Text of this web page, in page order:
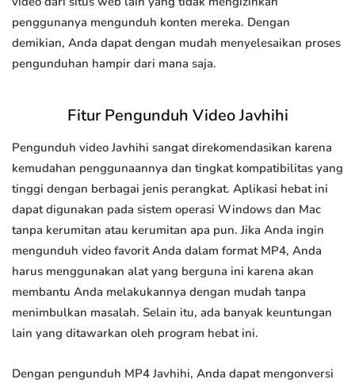
penggunanya mengunduh konten mereka. Dengan
demikian, Anda dapat dengan mudah menyelesaikan proses
pengunduhan hampir dari mana saja.
Fitur Pengunduh Video Javhihi
Pengunduh video Javhihi sangat direkomendasikan karena
kemudahan penggunaannya dan tingkat kompatibilitas yang
tinggi dengan berbagai jenis perangkat. Aplikasi hebat ini
dapat digunakan pada sistem operasi Windows dan Mac
tanpa kerumitan atau kerumitan apa pun. Jika Anda ingin
mengunduh video favorit Anda dalam format MP4, Anda
harus menggunakan alat yang berguna ini karena akan
membantu Anda melakukannya dengan mudah tanpa
menimbulkan masalah. Selain itu, ada banyak keuntungan
lain yang ditawarkan oleh program hebat ini.
Dengan pengunduh MP4 Javhihi, Anda dapat mengonversi